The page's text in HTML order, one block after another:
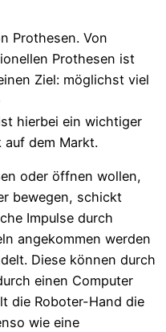
Prothesen. Von
Prothesen ist
Ziel: möglichst viel
hierbei ein wichtiger
dem Markt.
oder öffnen wollen,
bewegen, schickt
Impulse durch
angekommen werden
Diese können durch
einen Computer
die Roboter-Hand die
wie eine